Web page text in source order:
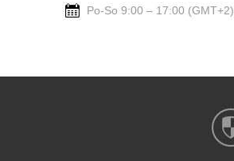
Po-So 9:00 – 17:00 (GMT+2).